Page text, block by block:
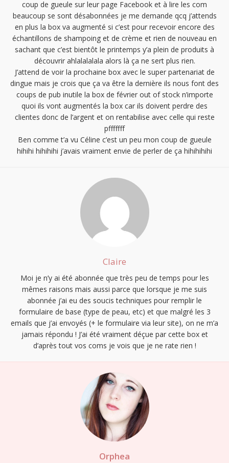
coup de gueule sur leur page Facebook et à lire les com
beaucoup se sont désabonnées je me demande qcq j’attends
en plus la box va augmenté si c’est pour recevoir encore des
échantillons de shampoing et de crème et rien de nouveau en
sachant que c’est bientôt le printemps y’a plein de produits à
découvrir ahlalalalala alors là ça ne sert plus rien.
J’attend de voir la prochaine box avec le super partenariat de
dingue mais je crois que ça va être la dernière ils nous font des
coups de pub inutile la box de février out of stock n’importe
quoi ils vont augmentés la box car ils doivent perdre des
clientes donc de l’argent et on rentabilise avec celle qui reste
pfffffff
Ben comme t’a vu Céline c’est un peu mon coup de gueule
hihihi hihihihi j’avais vraiment envie de perler de ça hihihihihi
Claire
Moi je n’y ai été abonnée que très peu de temps pour les
mêmes raisons mais aussi parce que lorsque je me suis
abonnée j’ai eu des soucis techniques pour remplir le
formulaire de base (type de peau, etc) et que malgré les 3
emails que j’ai envoyés (+ le formulaire via leur site), on ne m’a
jamais répondu ! J’ai été vraiment déçue par cette box et
d’après tout vos coms je vois que je ne rate rien !
Orphea